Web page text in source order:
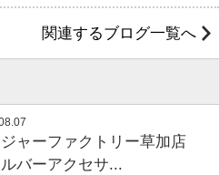
関連するブログ一覧へ
ジャーファクトリー草加店
ルバーアクセサ...